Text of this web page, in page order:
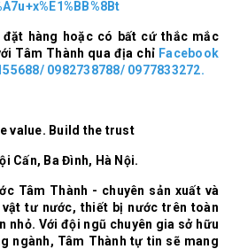
đặt hàng hoặc có bất cứ thắc mắc
Tâm Thành qua địa chỉ Facebook
0982738788/ 0977833272.
value. Build the trust
Cấn, Ba Đình, Hà Nội.
Tâm Thành - chuyên sản xuất và
vật tư nước, thiết bị nước trên toàn
nhỏ. Với đội ngũ chuyên gia sở hữu
ngành, Tâm Thành tự tin sẽ mang